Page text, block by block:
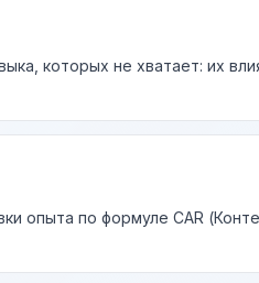
которых не хватает: их
опыта по формуле CAR